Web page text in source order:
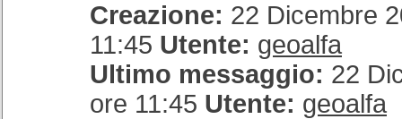
Creazione: 22 Dicembre
11:45 Utente: geoalfa
Ultimo messaggio: 22
ore 11:45 Utente: geoalfa